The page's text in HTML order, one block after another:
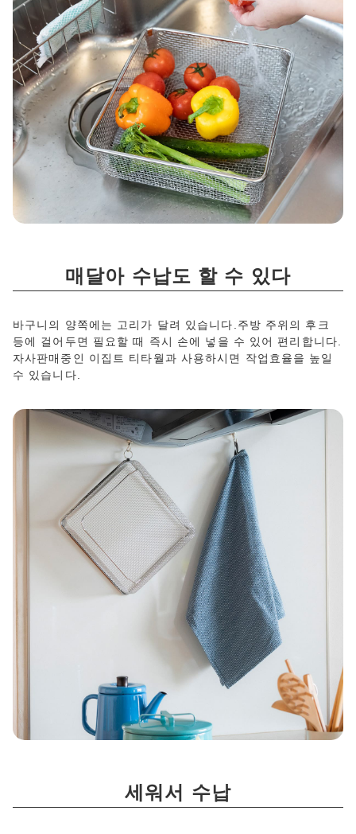
매달아 수납도 할 수 있다
바구니의 양쪽에는 고리가 달려 있습니다.주방 주위의 후크
등에 걸어두면 필요할 때 즉시 손에 넣을 수 있어 편리합니다.
자사판매중인 이집트 티타월과 사용하시면 작업효율을 높일
수 있습니다.
세워서 수납